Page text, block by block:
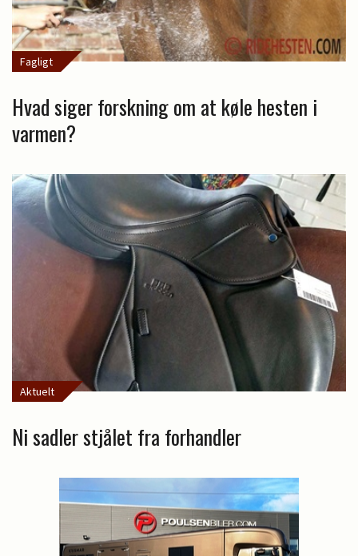
Fagligt
Hvad siger forskning om at køle hesten i
varmen?
Aktuelt
Ni sadler stjålet fra forhandler